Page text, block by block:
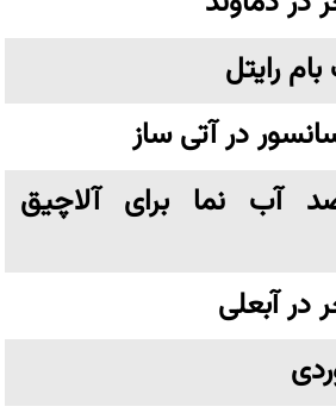
رایتل
در آتی ساز
آب نما برای آلاچیق
در آبعلی